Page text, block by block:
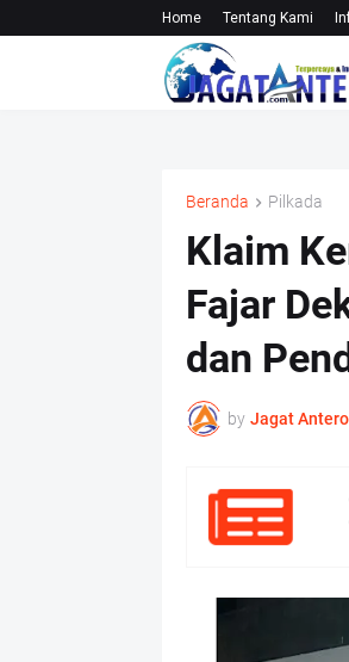
Home Tentang Kami
Beranda Pilkada
Klaim
Fajar
dan
by Jagat Antero